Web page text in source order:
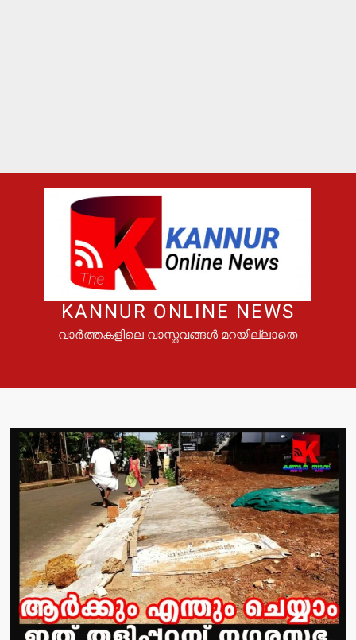
KANNUR ONLINE NEWS
വാർത്തകളിലെ വാസ്തവങ്ങൾ മറയില്ലാതെ